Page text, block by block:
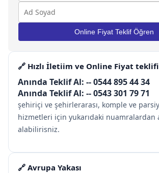
Online Fiyat Teklif Öğren
🔗 Hızlı İletiim ve Online Fiyat teklifi
Anında Teklif Al: --0544 895 44 34
Anında Teklif Al: --0543 301 79 71
şehiriçi ve şehirlerarası, komple ve
hizmetleri için yukarıdaki nuamralardan
alabilirisniz.
🔗 Avrupa Yakası